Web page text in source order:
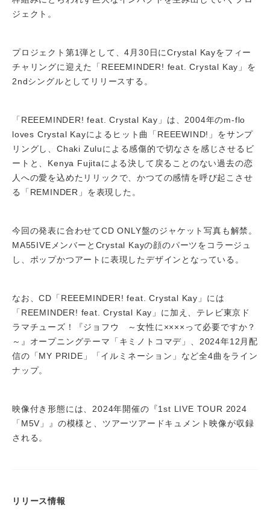
ジェクト。
プロジェクト第1弾として、4月30日にCrystal Kayをフィー
チャリングに迎えた「REEEMINDER! feat. Crystal Kay」を
2ndシングルとしてリリースする。
「REEEMINDER! feat. Crystal Kay」は、2004年のm-flo
loves Crystal Kayによるヒット曲「REEEWIND!」をサンプ
リングし、Chaki Zuluによる感傷的で切なさを感じさせるビ
ートと、Kenya Fujitaによる決して戻ることのない過去の恋
人への愛を込めたリリックで、かつての感情を呼び起こさせ
る「REMINDER」を表現した。
今回の発表に合わせてCD ONLY盤のジャケット写真も解禁。
MA55IVEメンバーとCrystal Kayの顔のパーツをコラージュ
し、ポップかつアートに表現したデザインとなっている。
なお、CD「REEEMINDER! feat. Crystal Kay」には
「REEMINDER! feat. Crystal Kay」に加え、テレビ東京ド
ラマチューズ！『ジョフウ ～女性に××××って必要ですか？
～』オープニングテーマ「キミノトコマデ」、2024年12月配
信の「MY PRIDE」「イルミネーション」など全4曲をライン
ナップ。
映像付き形態には、2024年開催の『1st LIVE TOUR 2024
「M5V」』の模様と、ツアーツアードキュメント映像が収録
される。
リリース情報